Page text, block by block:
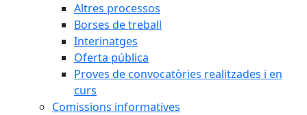
Altres processos
Borses de treball
Interinatges
Oferta pública
Proves de convocatòries realitzades i en
curs
Comissions informatives